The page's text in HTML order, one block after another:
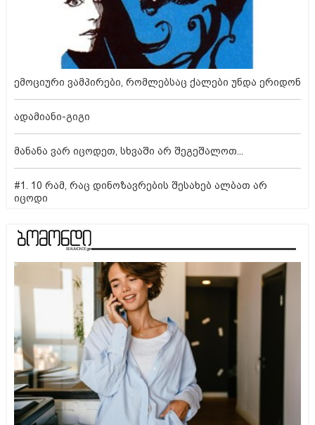
ემოციური ვამპირები, რომლებსაც ქალები უნდა ერიდონ
ადამიანი-გიგი
მანანა ვარ იცოდეთ, სხვაში არ შეგეშალოთ...
#1. 10 რამ, რაც დინოზავრების შესახებ ალბათ არ
იცოდი